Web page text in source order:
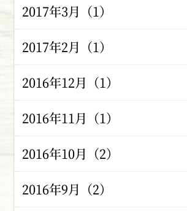
2017年3月（1）
2017年2月（1）
2016年12月（1）
2016年11月（1）
2016年10月（2）
2016年9月（2）